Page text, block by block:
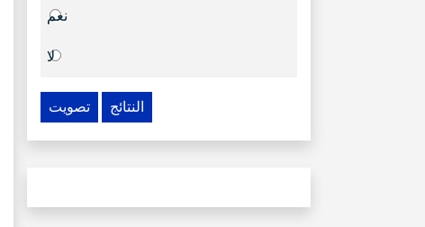
نعم
لا
تصويت النتائج